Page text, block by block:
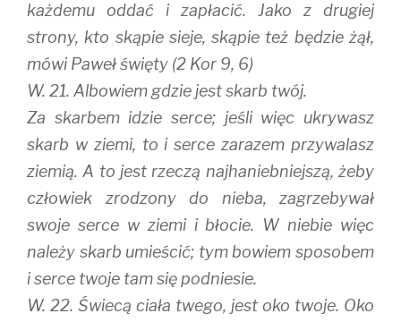
każdemu oddać i zapłacić. Jako z drugiej
strony, kto skąpie sieje, skąpie też będzie żął,
mówi Paweł święty (2 Kor 9, 6)
W. 21. Albowiem gdzie jest skarb twój.
Za skarbem idzie serce; jeśli więc ukrywasz
skarb w ziemi, to i serce zarazem przywalasz
ziemią. A to jest rzeczą najhaniebniejszą, żeby
człowiek zrodzony do nieba, zagrzebywał
swoje serce w ziemi i błocie. W niebie więc
należy skarb umieścić; tym bowiem sposobem
i serce twoje tam się podniesie.
W. 22. Świecą ciała twego, jest oko twoje. Oko